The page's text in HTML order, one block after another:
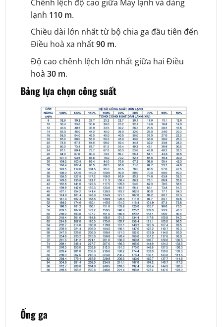
Chênh lệch độ cao giữa Máy lạnh và dàng
lạnh 110 m.
Chiều dài lớn nhất từ bộ chia ga đầu tiên đến
Điều hoà xa nhất90 m.
Độ cao chênh lệch lớn nhất giữa hai Điều
hoà 30 m.
Bảng lựa chọn công suất
Ống ga